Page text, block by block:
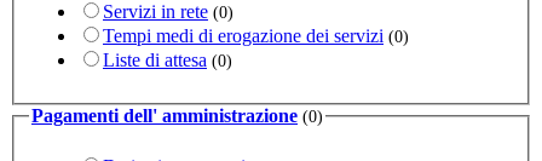
Servizi in rete (0)
Tempi medi di erogazione dei servizi (0)
Liste di attesa (0)
Pagamenti dell' amministrazione (0)